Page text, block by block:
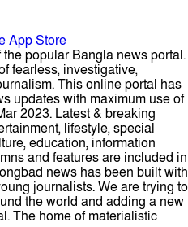
popular Bangla news portal.
fearless, investigative,
This online portal has
updates with maximum use of
2023. Latest & breaking
lifestyle, special
education, information
and features are included in
news has been built with
journalists. We are trying to
the world and adding a new
The home of materialistic